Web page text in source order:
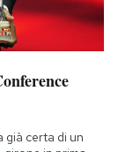
già certa di un